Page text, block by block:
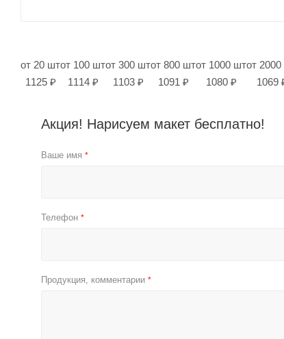
от 20 шт
1125 ₽
от 100 шт
1114 ₽
от 300 шт
1103 ₽
от 800 шт
1091 ₽
от 1000 шт
1080 ₽
от
1069
Акция! Нарисуем макет бесплатно!
Ваше имя *
Телефон *
Продукция, комментарии *